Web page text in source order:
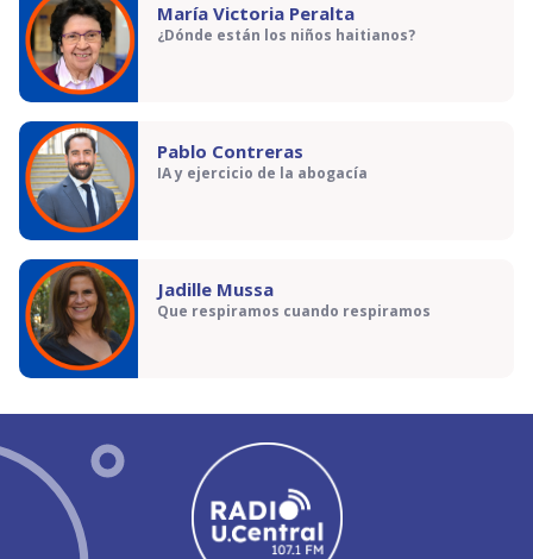
María Victoria Peralta
¿Dónde están los niños haitianos?
Pablo Contreras
IA y ejercicio de la abogacía
Jadille Mussa
Que respiramos cuando respiramos